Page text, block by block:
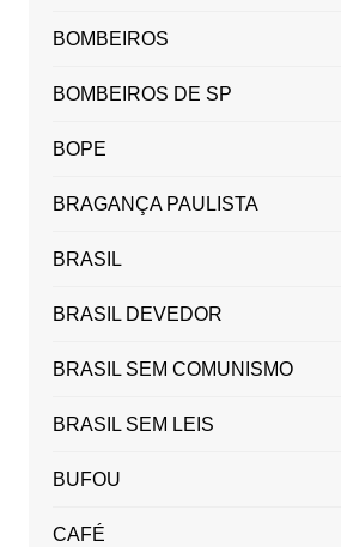
BOMBEIROS
BOMBEIROS DE SP
BOPE
BRAGANÇA PAULISTA
BRASIL
BRASIL DEVEDOR
BRASIL SEM COMUNISMO
BRASIL SEM LEIS
BUFOU
CAFÉ